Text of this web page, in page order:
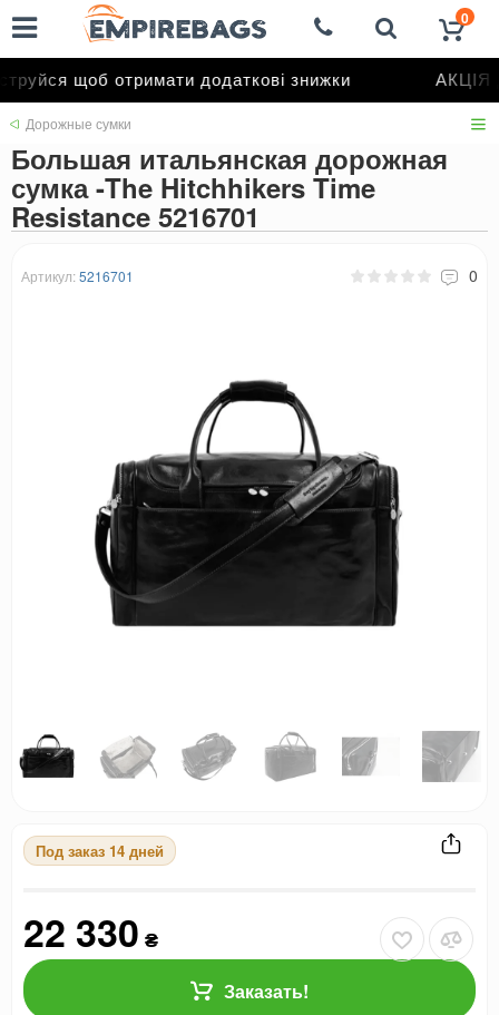
щоб отримати додаткові знижки АКЦІЯ
0
Дорожные сумки
Большая итальянская дорожная
сумка -The Hitchhikers Time
Resistance 5216701
Артикул: 5216701 0
Под заказ 14 дней
22 330 ₴
Заказать!